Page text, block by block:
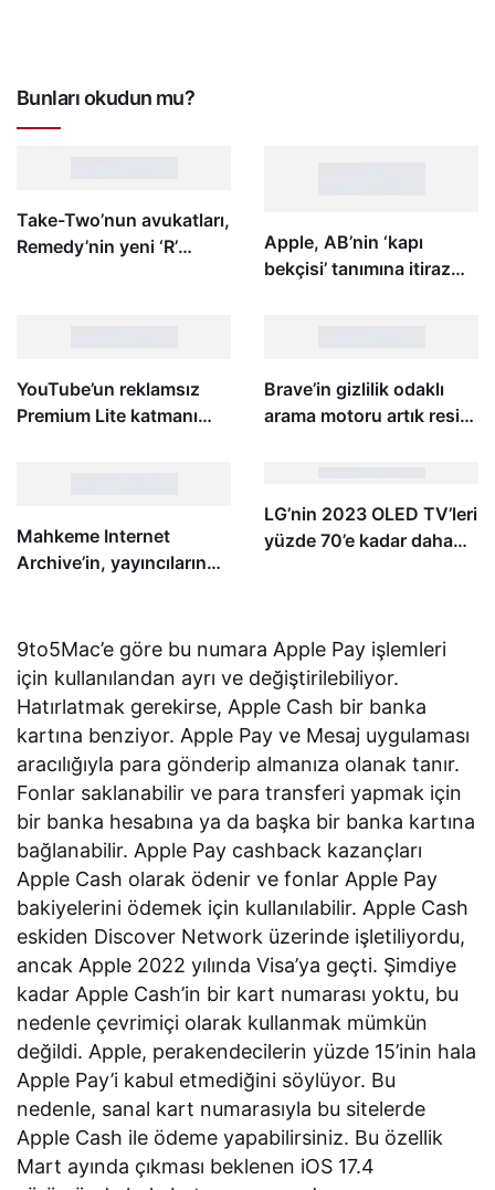
Bunları okudun mu?
Take-Two’nun avukatları,
Remedy’nin yeni ‘R’
Apple, AB’nin ‘kapı
bekçisi’ tanımına itiraz
ByteDance’e katıldı
YouTube’un reklamsız
Premium Lite katmanı
Brave’in gizlilik odaklı
arama motoru artık resim
Mahkeme Internet
Archive’in, yayıncıların
LG’nin 2023 OLED TV’leri
yüzde 70’e kadar daha
9to5Mac’e göre bu numara Apple Pay işlemleri
için kullanılandan ayrı ve değiştirilebiliyor.
Hatırlatmak gerekirse, Apple Cash bir banka
kartına benziyor. Apple Pay ve Mesaj uygulaması
aracılığıyla para gönderip almanıza olanak tanır.
Fonlar saklanabilir ve para transferi yapmak için
bir banka hesabına ya da başka bir banka kartına
bağlanabilir. Apple Pay cashback kazançları
Apple Cash olarak ödenir ve fonlar Apple Pay
bakiyelerini ödemek için kullanılabilir. Apple Cash
eskiden Discover Network üzerinde işletiliyordu,
ancak Apple 2022 yılında Visa’ya geçti. Şimdiye
kadar Apple Cash’in bir kart numarası yoktu, bu
nedenle çevrimiçi olarak kullanmak mümkün
değildi. Apple, perakendecilerin yüzde 15’inin hala
Apple Pay’i kabul etmediğini söylüyor. Bu
nedenle, sanal kart numarasıyla bu sitelerde
Apple Cash ile ödeme yapabilirsiniz. Bu özellik
Mart ayında çıkması beklenen iOS 17.4